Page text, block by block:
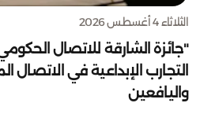
الثلاثاء 4 أغسطس 2026
"جائزة الشارقة للاتصال
التجارب الإبداعية في الاتصال
واليافعين